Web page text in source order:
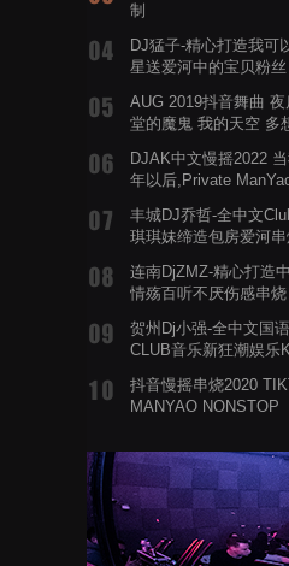
制
DJ猛子-精心打造我可
星送爱河中的宝贝粉丝
AUG 2019抖音舞曲
堂的魔鬼 我的天空 多
DJAK中文慢摇2022
年以后,Private
丰城DJ乔哲-全中文
琪琪妹缔造包房爱河
连南DjZMZ-精心打造
情殇百听不厌伤感串烧
贺州Dj小强-全中文国
CLUB音乐新狂潮娱乐
抖音慢摇串烧2020
MANYAO NONSTOP
蝉爸爸妈妈爱存在夏
声音啊